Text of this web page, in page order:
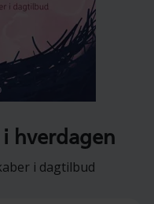
hverdagen
i dagtilbud